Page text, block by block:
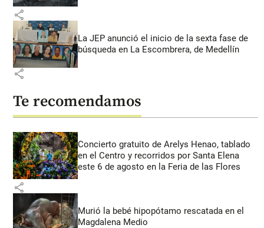
share
La JEP anunció el inicio de la sexta fase de
búsqueda en La Escombrera, de Medellín
share
Te recomendamos
Concierto gratuito de Arelys Henao, tablado
en el Centro y recorridos por Santa Elena
este 6 de agosto en la Feria de las Flores
share
Murió la bebé hipopótamo rescatada en el
Magdalena Medio